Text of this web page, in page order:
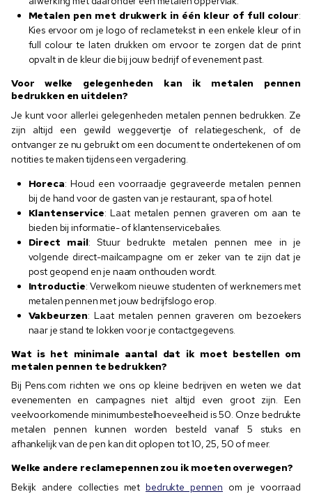
Metalen pen met drukwerk in één kleur of full colour:
Kies ervoor om je logo of reclametekst in een enkele kleur of in
full colour te laten drukken om ervoor te zorgen dat de print
opvalt in de kleur die bij jouw bedrijf of evenement past.
Voor welke gelegenheden kan ik metalen pennen
bedrukken en uitdelen?
Je kunt voor allerlei gelegenheden metalen pennen bedrukken. Ze
zijn altijd een gewild weggevertje of relatiegeschenk, of de
ontvanger ze nu gebruikt om een document te ondertekenen of om
notities te maken tijdens een vergadering.
Horeca: Houd een voorraadje gegraveerde metalen pennen
bij de hand voor de gasten van je restaurant, spa of hotel.
Klantenservice: Laat metalen pennen graveren om aan te
bieden bij informatie- of klantenservicebalies.
Direct mail: Stuur bedrukte metalen pennen mee in je
volgende direct-mailcampagne om er zeker van te zijn dat je
post geopend en je naam onthouden wordt.
Introductie: Verwelkom nieuwe studenten of werknemers met
metalen pennen met jouw bedrijfslogo erop.
Vakbeurzen: Laat metalen pennen graveren om bezoekers
naar je stand te lokken voor je contactgegevens.
Wat is het minimale aantal dat ik moet bestellen om
metalen pennen te bedrukken?
Bij Pens.com richten we ons op kleine bedrijven en weten we dat
evenementen en campagnes niet altijd even groot zijn. Een
veelvoorkomende minimumbestelhoeveelheid is 50. Onze bedrukte
metalen pennen kunnen worden besteld vanaf 5 stuks en
afhankelijk van de pen kan dit oplopen tot 10, 25, 50 of meer.
Welke andere reclamepennen zou ik moeten overwegen?
Bekijk andere collecties metbedrukte pennen om je voorraad